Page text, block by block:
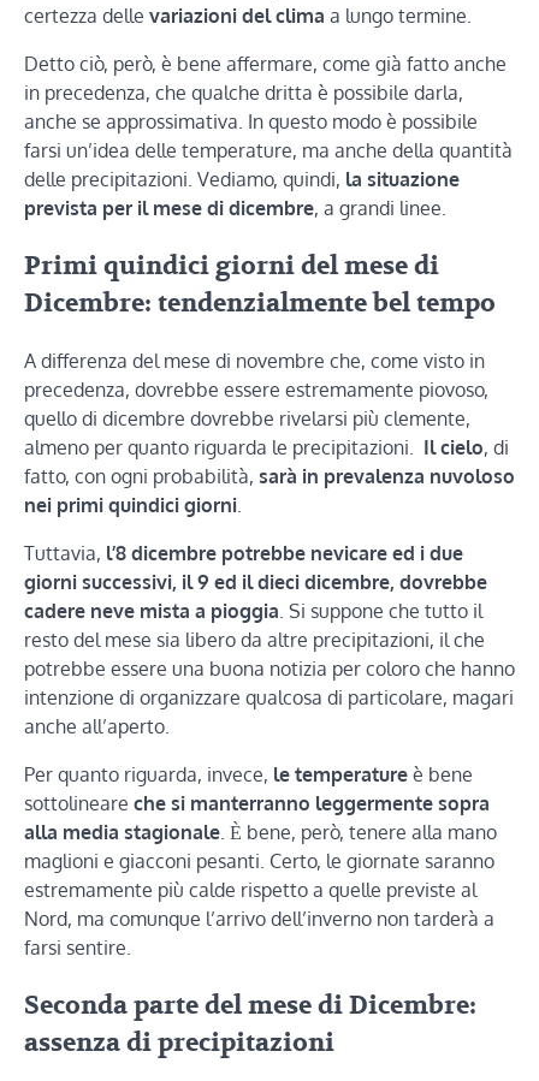
certezza delle variazioni del clima a lungo termine.
Detto ciò, però, è bene affermare, come già fatto anche
in precedenza, che qualche dritta è possibile darla,
anche se approssimativa. In questo modo è possibile
farsi un’idea delle temperature, ma anche della quantità
delle precipitazioni. Vediamo, quindi, la situazione
prevista per il mese di dicembre, a grandi linee.
Primi quindici giorni del mese di
Dicembre: tendenzialmente bel tempo
A differenza del mese di novembre che, come visto in
precedenza, dovrebbe essere estremamente piovoso,
quello di dicembre dovrebbe rivelarsi più clemente,
almeno per quanto riguarda le precipitazioni. Il cielo, di
fatto, con ogni probabilità, sarà in prevalenza nuvoloso
nei primi quindici giorni.
Tuttavia, l’8 dicembre potrebbe nevicare ed i due
giorni successivi, il 9 ed il dieci dicembre, dovrebbe
cadere neve mista a pioggia. Si suppone che tutto il
resto del mese sia libero da altre precipitazioni, il che
potrebbe essere una buona notizia per coloro che hanno
intenzione di organizzare qualcosa di particolare, magari
anche all’aperto.
Per quanto riguarda, invece, le temperature è bene
sottolineare che si manterranno leggermente sopra
alla media stagionale. Ѐ bene, però, tenere alla mano
maglioni e giacconi pesanti. Certo, le giornate saranno
estremamente più calde rispetto a quelle previste al
Nord, ma comunque l’arrivo dell’inverno non tarderà a
farsi sentire.
Seconda parte del mese di Dicembre:
assenza di precipitazioni